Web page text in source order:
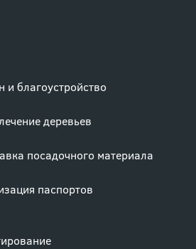
благоустройство
деревьев
посадочного материала
паспортов